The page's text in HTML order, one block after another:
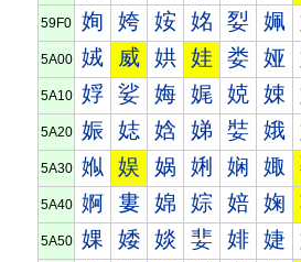
59F0 姰 姱 姲 姳 姴 姵
5A00 娀 威 娂 娃 娄 娅
5A10 娐 娑 娒 娓 娔 娕
5A20 娠 娡 娢 娣 娤 娥
5A30 娰 娱 娲 娳 娴 娵
5A40 婀 婁 婂 婃 婄 婅
5A50 婐 婑 婒 婓 婔 婕